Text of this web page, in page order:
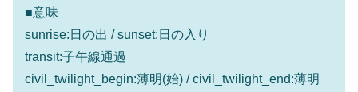
■意味
sunrise:日の出 / sunset:日の入り
transit:子午線通過
civil_twilight_begin:薄明(始) / civil_twilight_end:薄明